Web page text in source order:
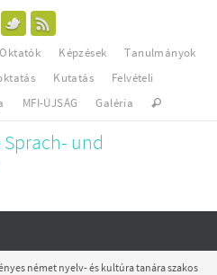
Oktatók Képzések
Tanulmányok
Kutatás
Felvételi
MFI-ÚJSÁG Galéria
und
német nyelv- és kultúra tanára szakos